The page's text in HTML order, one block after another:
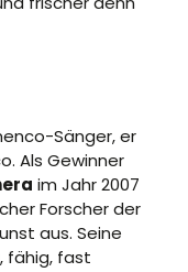
Sänger, er
Als Gewinner
im Jahr 2007
Forscher der
aus. Seine
fähig, fast